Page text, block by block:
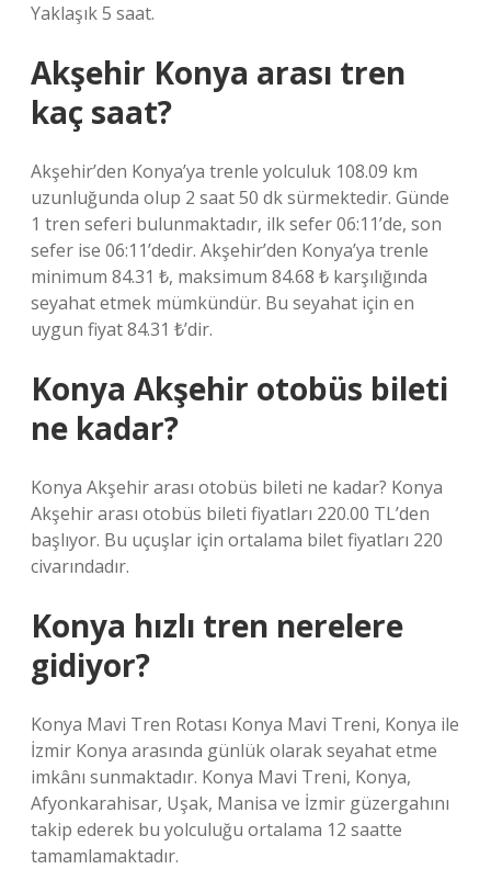
Yaklaşık 5 saat.
Akşehir Konya arası tren
kaç saat?
Akşehir’den Konya’ya trenle yolculuk 108.09 km
uzunluğunda olup 2 saat 50 dk sürmektedir. Günde
1 tren seferi bulunmaktadır, ilk sefer 06:11’de, son
sefer ise 06:11’dedir. Akşehir’den Konya’ya trenle
minimum 84.31 ₺, maksimum 84.68 ₺ karşılığında
seyahat etmek mümkündür. Bu seyahat için en
uygun fiyat 84.31 ₺’dir.
Konya Akşehir otobüs bileti
ne kadar?
Konya Akşehir arası otobüs bileti ne kadar? Konya
Akşehir arası otobüs bileti fiyatları 220.00 TL’den
başlıyor. Bu uçuşlar için ortalama bilet fiyatları 220
civarındadır.
Konya hızlı tren nerelere
gidiyor?
Konya Mavi Tren Rotası Konya Mavi Treni, Konya ile
İzmir Konya arasında günlük olarak seyahat etme
imkânı sunmaktadır. Konya Mavi Treni, Konya,
Afyonkarahisar, Uşak, Manisa ve İzmir güzergahını
takip ederek bu yolculuğu ortalama 12 saatte
tamamlamaktadır.